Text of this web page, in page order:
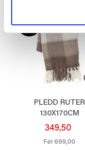
PLEDD RUTER
130X170CM
349,50
Før699,00